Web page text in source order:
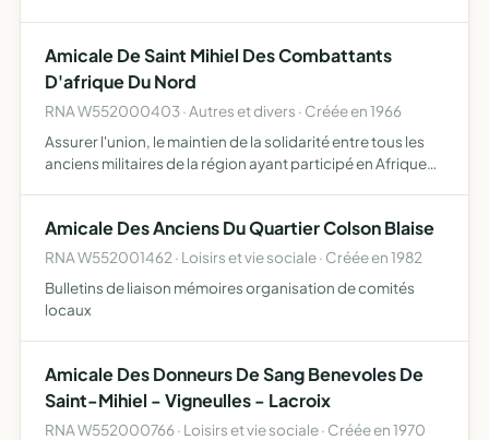
Amicale De Saint Mihiel Des Combattants
D'afrique Du Nord
RNA W552000403 · Autres et divers · Créée en 1966
Assurer l'union, le maintien de la solidarité entre tous les
anciens militaires de la région ayant participé en Afrique
Amicale Des Anciens Du Quartier Colson Blaise
RNA W552001462 · Loisirs et vie sociale · Créée en 1982
Bulletins de liaison mémoires organisation de comités
locaux
Amicale Des Donneurs De Sang Benevoles De
Saint-Mihiel - Vigneulles - Lacroix
RNA W552000766 · Loisirs et vie sociale · Créée en 1970